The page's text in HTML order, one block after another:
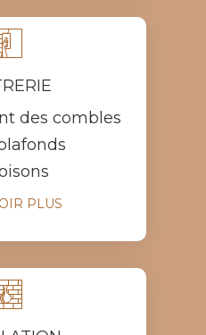
des combles
PLUS